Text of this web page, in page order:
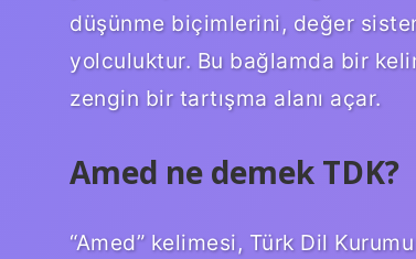
düşünme biçimlerini, değer
yolculuktur. Bu bağlamda bir
zengin bir tartışma alanı açar.
Amed ne demek TDK?
“Amed” kelimesi, Türk Dil